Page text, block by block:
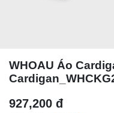
WHOAU Áo
927,200 đ